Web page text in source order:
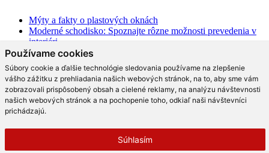
Používame cookies
Súbory cookie a ďalšie technológie sledovania používame na zlepšenie
vášho zážitku z prehliadania našich webových stránok, na to, aby sme vám
zobrazovali prispôsobený obsah a cielené reklamy, na analýzu návštevnosti
našich webových stránok a na pochopenie toho, odkiaľ naši návštevníci
prichádzajú.
Súhlasím
Mýty a fakty o plastových oknách
Moderné schodisko: Spoznajte rôzne možnosti prevedenia v
interiéri
Ako najlepšie opticky zväčšiť priestor?
Na čo slúži hliníková pergola a aké má výhody?
Ako efektne a prakticky predeliť akýkoľvek priestor?
Aké trendy prináša moderná kuchyňa?
Čo radia dizajnéri o skle v interiéri?
Prečo tieto dizajnové sklenené kreácie v kuchyni berú dych?
Moderné sklenené riešenia, ktoré vás rozhodne oslovia!
Čo by nemalo v modernom bývaní chýbať